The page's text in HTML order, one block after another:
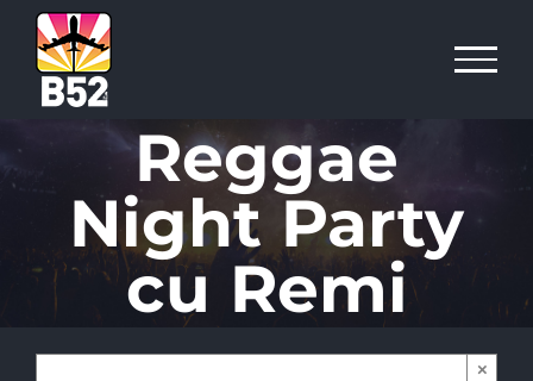
Skip
content
Reggae
Night Party
cu Remi
×